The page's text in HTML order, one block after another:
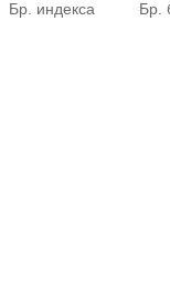
Бр. индекса Бр.